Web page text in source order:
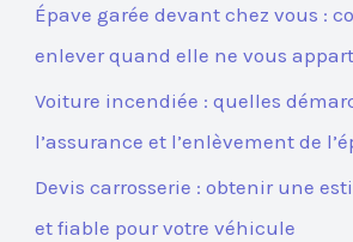
Épave garée devant chez vous :
enlever quand elle ne vous
Voiture incendiée : quelles
l’assurance et l’enlèvement de
Devis carrosserie : obtenir une
et fiable pour votre véhicule